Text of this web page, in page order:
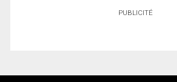
PUBLICITÉ